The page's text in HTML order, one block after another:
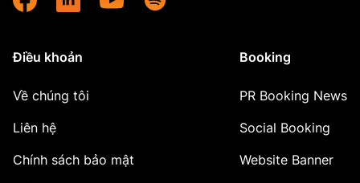
Điều khoản
Về chúng tôi
Liên hệ
Chính sách bảo mật
Booking
PR Booking News
Social Booking
Website Banner